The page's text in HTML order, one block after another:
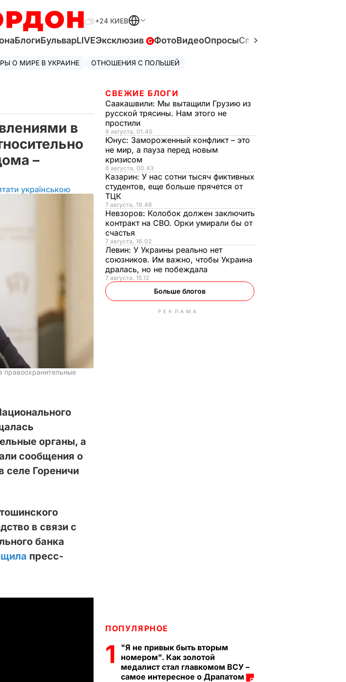
+24 КИЕВ
БлогиБульварLIVEЭксклюзив ФотоВидеоОпросыСпецпроекты
О МИРЕ В УКРАИНЕ ОТНОШЕНИЯ С ПОЛЬШЕЙ
в
–
українською
правоохранительные
органы, а
сообщения о
селе Гореничи
в связи с
банка
пресс-
СВЕЖИЕ БЛОГИ
Саакашвили: Мы вытащили Грузию из
русской трясины. Нам этого не
простили
8 августа, 01.40
Юнус: Замороженный конфликт – это
не мир, а пауза перед новым
кризисом
8 августа, 00.43
Казарин: У нас сотни тысяч фиктивных
студентов, еще больше прячется от
ТЦК
7 августа, 19.48
Невзоров: Колобок должен заключить
контракт на СВО. Орки умирали бы от
счастья
7 августа, 16.02
Левин: У Украины реально нет
союзников. Им важно, чтобы Украина
дралась, но не побеждала
7 августа, 15.12
Больше блогов
РЕКЛАМА
ПОПУЛЯРНОЕ
1
"Я не привык быть вторым
номером". Как золотой
медалист стал главкомом ВСУ –
самое интересное о Драпатом